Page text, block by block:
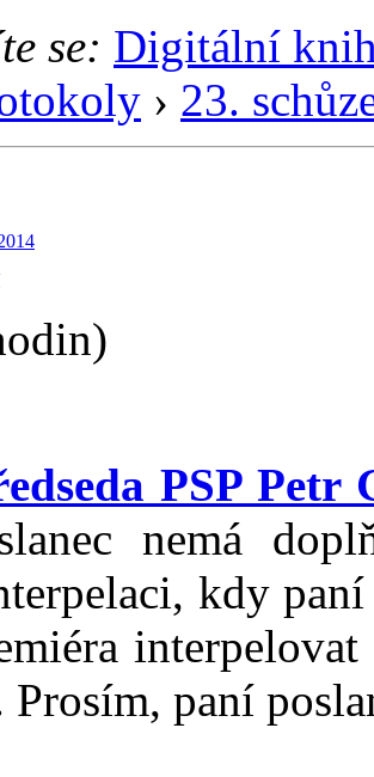
se: Digitální
› 23.
PSP Petr
nemá
kdy
paní